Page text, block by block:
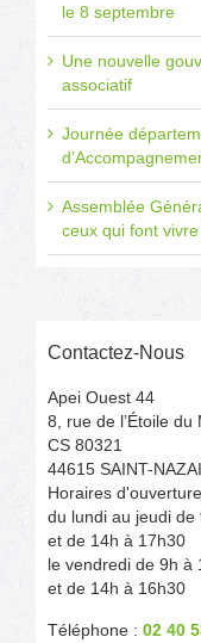
le 8 septembre
Une nouvelle
associatif
Journée
Assemblée
ceux qui font vivre
Contactez-Nous
Apei Ouest 44
8, rue de l’Étoile du
CS 80321
44615 SAINT-
Horaires
du lundi au jeudi de
et de 14h à 17h30
le vendredi de 9h à
et de 14h à 16h30
Téléphone : 02 40